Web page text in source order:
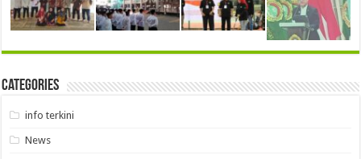
Categories
info terkini
News